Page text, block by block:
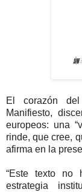
El corazón
Manifiesto,
europeos: una
rinde, que cree,
afirma en la
“Este texto no
estrategia